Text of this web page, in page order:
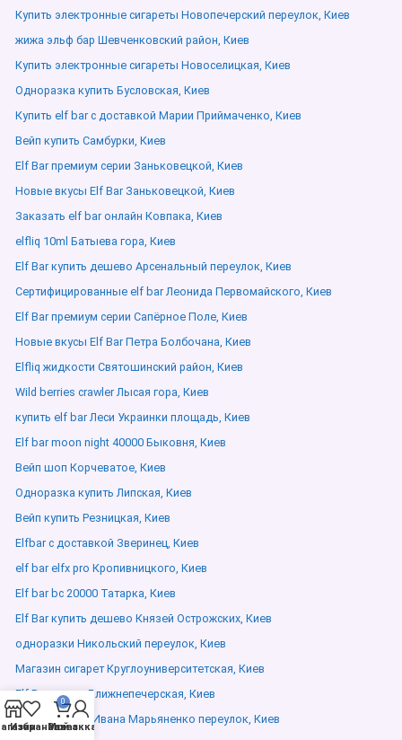
Купить электронные сигареты Новопечерский переулок, Киев
жижа эльф бар Шевченковский район, Киев
Купить электронные сигареты Новоселицкая, Киев
Одноразка купить Бусловская, Киев
Купить elf bar с доставкой Марии Приймаченко, Киев
Вейп купить Самбурки, Киев
Elf Bar премиум серии Заньковецкой, Киев
Новые вкусы Elf Bar Заньковецкой, Киев
Заказать elf bar онлайн Ковпака, Киев
elfliq 10ml Батыева гора, Киев
Elf Bar купить дешево Арсенальный переулок, Киев
Сертифицированные elf bar Леонида Первомайского, Киев
Elf Bar премиум серии Сапёрное Поле, Киев
Новые вкусы Elf Bar Петра Болбочана, Киев
Elfliq жидкости Святошинский район, Киев
Wild berries crawler Лысая гора, Киев
купить elf bar Леси Украинки площадь, Киев
Elf bar moon night 40000 Быковня, Киев
Вейп шоп Корчеватое, Киев
Одноразка купить Липская, Киев
Вейп купить Резницкая, Киев
Elfbar с доставкой Зверинец, Киев
elf bar elfx pro Кропивницкого, Киев
Elf bar bc 20000 Татарка, Киев
Elf Bar купить дешево Князей Острожских, Киев
одноразки Никольский переулок, Киев
Магазин сигарет Круглоуниверситетская, Киев
Elf Bar оптом Ближнепечерская, Киев
elf bar elfx pro Ивана Марьяненко переулок, Киев
Избранное
0
Заказ
Мой аккаунт